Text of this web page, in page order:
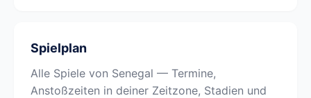
Spielplan
Alle Spiele von Senegal — Termine,
Anstoßzeiten in deiner Zeitzone, Stadien und